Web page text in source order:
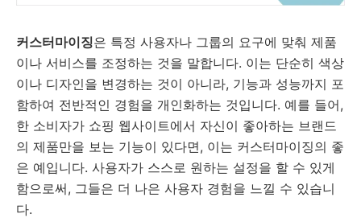
커스터마이징은 특정 사용자나 그룹의 요구에 맞춰 제품
이나 서비스를 조정하는 것을 말합니다. 이는 단순히 색상
이나 디자인을 변경하는 것이 아니라, 기능과 성능까지 포
함하여 전반적인 경험을 개인화하는 것입니다. 예를 들어,
한 소비자가 쇼핑 웹사이트에서 자신이 좋아하는 브랜드
의 제품만을 보는 기능이 있다면, 이는 커스터마이징의 좋
은 예입니다. 사용자가 스스로 원하는 설정을 할 수 있게
함으로써, 그들은 더 나은 사용자 경험을 느낄 수 있습니
다.